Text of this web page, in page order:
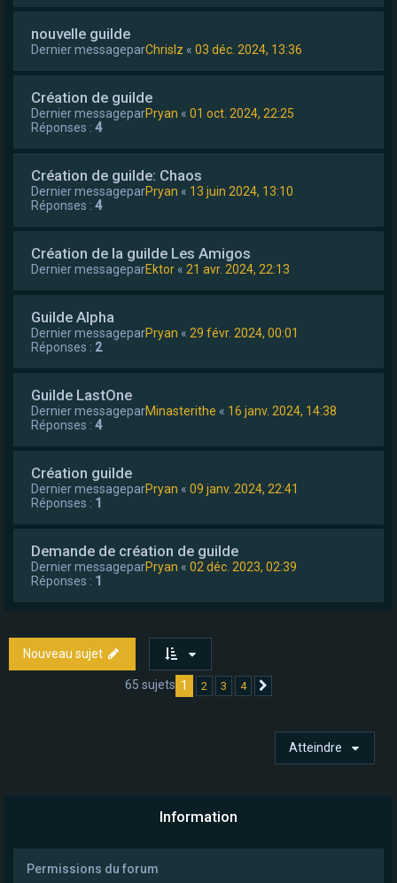
nouvelle guilde
Dernier messageparChrislz « 03 déc. 2024, 13:36
Création de guilde
Dernier messageparPryan « 01 oct. 2024, 22:25
Réponses : 4
Création de guilde: Chaos
Dernier messageparPryan « 13 juin 2024, 13:10
Réponses : 4
Création de la guilde Les Amigos
Dernier messageparEktor « 21 avr. 2024, 22:13
Guilde Alpha
Dernier messageparPryan « 29 févr. 2024, 00:01
Réponses : 2
Guilde LastOne
Dernier messageparMinasterithe « 16 janv. 2024, 14:38
Réponses : 4
Création guilde
Dernier messageparPryan « 09 janv. 2024, 22:41
Réponses : 1
Demande de création de guilde
Dernier messageparPryan « 02 déc. 2023, 02:39
Réponses : 1
Nouveau sujet
65 sujets 1 2 3 4
Atteindre
Information
Permissions du forum